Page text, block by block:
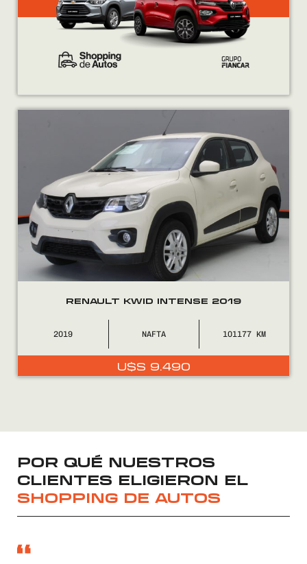
RENAULT KWID INTENSE 2019
2019 NAFTA 101177
U$S 9.490
POR QUÉ NUESTROS
CLIENTES ELIGIERON EL
SHOPPING DE AUTOS